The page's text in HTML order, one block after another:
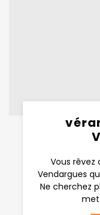
Vous rêvez
Vendargues
Ne cherchez